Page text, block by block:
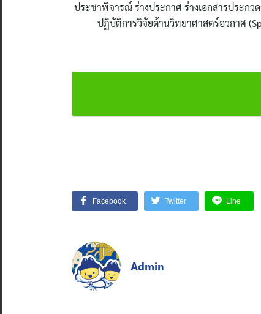
ประชาพิจารณ์ ร่างประกาศ ร่างเอกสารประก
ปฏิบัติการวิจัยด้านวิทยาศาสตร์อวกาศ
Facebook Twitter Line
Admin